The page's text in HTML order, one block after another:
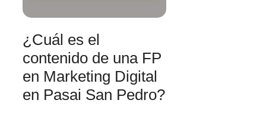
¿Cuál es el
contenido de una FP
en Marketing Digital
en Pasai San Pedro?